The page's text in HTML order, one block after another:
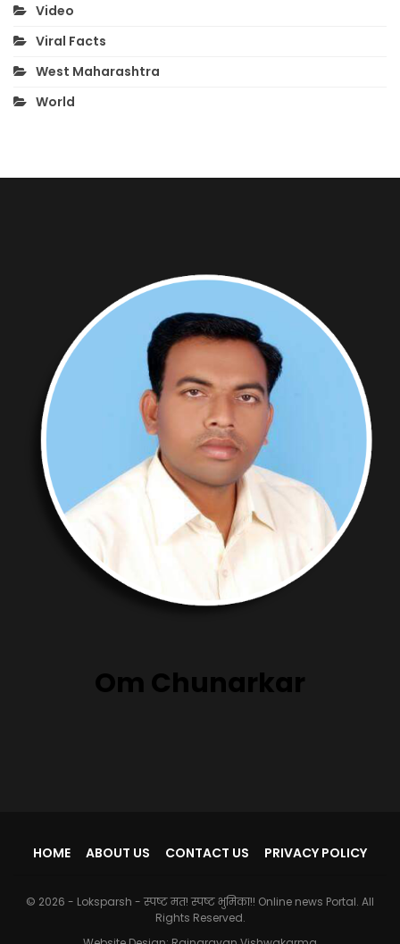
Video
Viral Facts
West Maharashtra
World
Om Chunarkar
HOME ABOUT US CONTACT US PRIVACY POLICY
© 2026 - Loksparsh - स्पष्ट मत! स्पष्ट भुमिका!! Online news Portal. All
Rights Reserved.